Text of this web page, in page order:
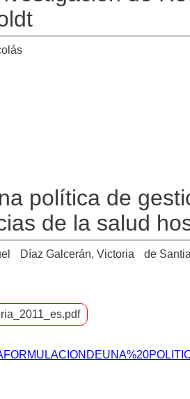
política de
de la salud
Díaz Galcerán, Victoria
de